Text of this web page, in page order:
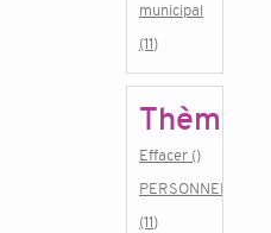
municipal
(11)
Thème
Effacer ()
PERSONNEL
(11)